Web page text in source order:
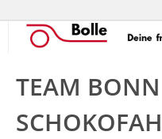
Ausleihen
TEAM